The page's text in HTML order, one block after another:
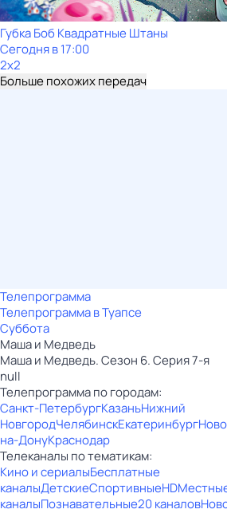
Губка Боб Квадратные Штаны
Сегодня в 17:00
2x2
Больше похожих передач
Телепрограмма
Телепрограмма в Туапсе
Суббота
Маша и Медведь
Маша и Медведь. Сезон 6. Серия 7-я
null
Телепрограмма по городам:
Санкт-ПетербургКазаньНижний
НовгородЧелябинскЕкатеринбург
на-ДонуКраснодар
Телеканалы по тематикам:
Кино и сериалыБесплатные
каналыДетскиеСпортивныеHD
каналыПознавательные20 каналов